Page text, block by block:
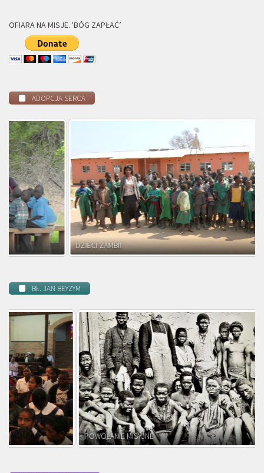
OFIARA NA MISJE. 'BÓG ZAPŁAĆ’
ADOPCJA SERCA
DZIECI ZAMBII
BŁ. JAN BEYZYM
POWOŁANIE MISYJNE